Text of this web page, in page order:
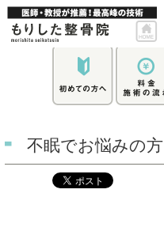
不眠でお悩みの方